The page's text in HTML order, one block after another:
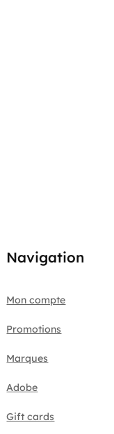
Navigation
Mon compte
Promotions
Marques
Adobe
Gift cards